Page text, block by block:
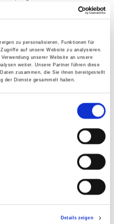
zu personalisieren, Funktionen für
auf unsere Website zu analysieren.
unserer Website an unsere
weiter. Unsere Partner führen diese
zusammen, die Sie ihnen bereitgestellt
der Dienste gesammelt haben.
Details zeigen
bestand
von den
zur
einerseits und zu
auf der anderen
die gläsernen
an lackierte
Das umgebaute
und verspiegelten
und zugleich
Glaseinbauten erfüllen
an Ästhetik,
von Bauherren und